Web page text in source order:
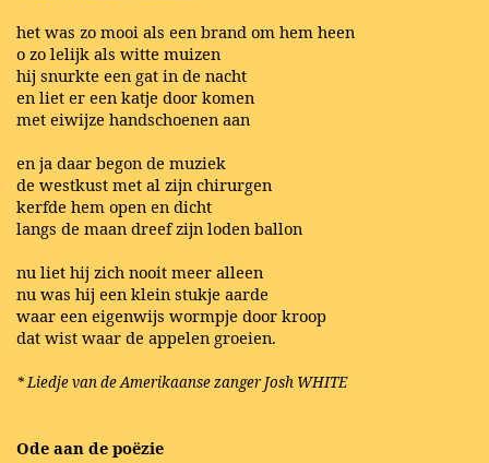
het was zo mooi als een brand om hem heen
o zo lelijk als witte muizen
hij snurkte een gat in de nacht
en liet er een katje door komen
met eiwijze handschoenen aan
en ja daar begon de muziek
de westkust met al zijn chirurgen
kerfde hem open en dicht
langs de maan dreef zijn loden ballon
nu liet hij zich nooit meer alleen
nu was hij een klein stukje aarde
waar een eigenwijs wormpje door kroop
dat wist waar de appelen groeien.
* Liedje van de Amerikaanse zanger Josh WHITE
Ode aan de poëzie